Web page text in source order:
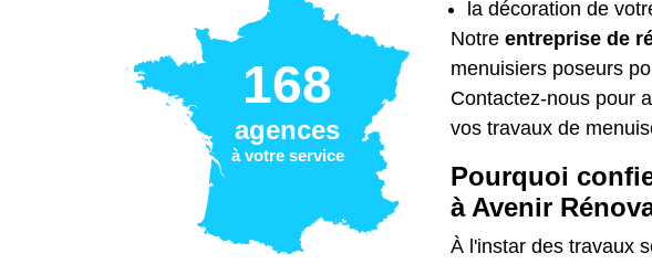
168
agences
à votre service
la décoration de
Notre entreprise de
menuisiers poseurs
Contactez-nous pour
vos travaux de
Pourquoi
à Avenir
À l'instar des travaux